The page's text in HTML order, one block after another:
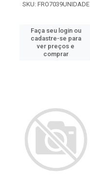
SKU: FRO7039UNIDADE
Faça seu login ou
cadastre-se para
ver preços e
comprar